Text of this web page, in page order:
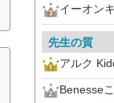
イーオン
先生の質
アルク
Benesse